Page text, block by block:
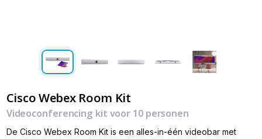
Cisco Webex Room Kit
Videoconferencing kit voor 10 personen
De Cisco Webex Room Kit is een alles-in-één videobar met